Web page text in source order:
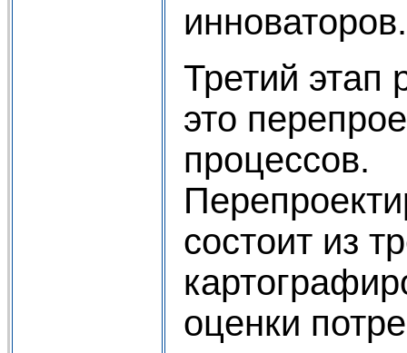
инноваторов.
Третий этап
это
процессов.
состоит из
оценки